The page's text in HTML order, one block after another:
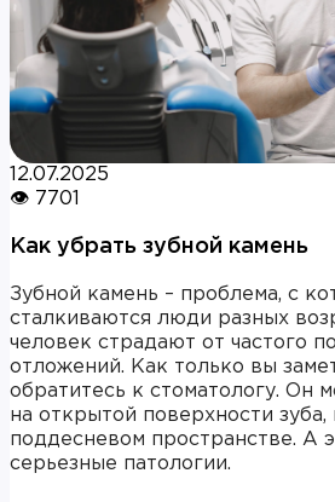
12.07.2025
👁 7701
Как убрать зубной камень
Зубной камень – проблема, с
сталкиваются люди разных
человек страдают от частого
отложений. Как только вы
обратитесь к стоматологу. Он
на открытой поверхности зуба,
поддесневом пространстве. А
серьезные патологии.